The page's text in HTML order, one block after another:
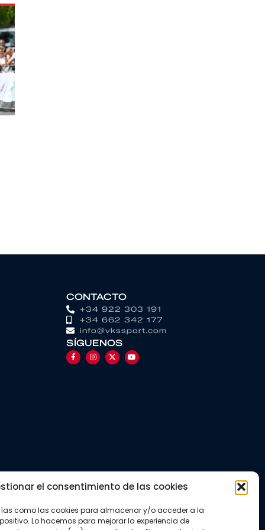
el consentimiento de las cookies
como las cookies para almacenar y/o acceder a la
Lo hacemos para mejorar la experiencia de
CONTACTO
+34 922 303 191
+34 662 342 177
info@vkssport.com
SÍGUENOS